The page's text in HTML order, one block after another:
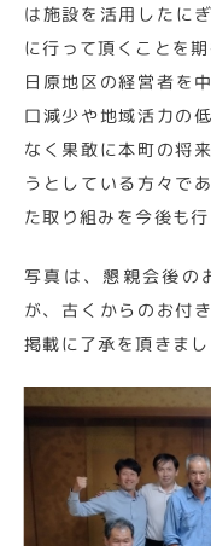
は施設を活用したに
に行って頂くことを期
日原地区の経営者を
口減少や地域活力の
なく果敢に本町の将
うとしている方々で
た取り組みを今後も
写真は、懇親会後の
が、古くからのお付
掲載に了承を頂きま